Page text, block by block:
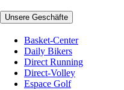
Unsere Geschäfte
Basket-Center
Daily Bikers
Direct Running
Direct-Volley
Espace Golf